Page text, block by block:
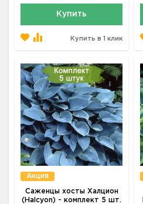
Купить
Купить в 1 клик
Акция
Саженцы хосты Халцион
(Halcyon) - комплект 5 шт.